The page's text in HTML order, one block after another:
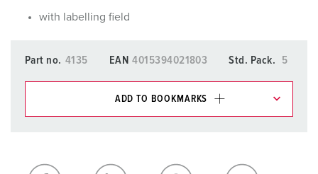
with labelling field
Part no. 4135 EAN 4015394021803 Std. Pack. 5
ADD TO BOOKMARKS
My list ADD